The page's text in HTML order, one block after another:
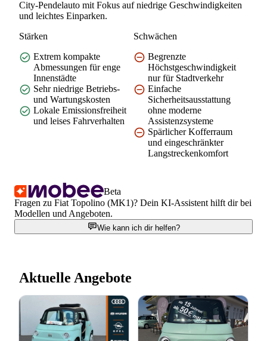
City-Pendelauto mit Fokus auf niedrige Geschwindigkeiten
und leichtes Einparken.
Stärken
Extrem kompakte
Abmessungen für enge
Innenstädte
Sehr niedrige Betriebs-
und Wartungskosten
Lokale Emissionsfreiheit
und leises Fahrverhalten
Schwächen
Begrenzte
Höchstgeschwindigkeit
nur für Stadtverkehr
Einfache
Sicherheitsausstattung
ohne moderne
Assistenzsysteme
Spärlicher Kofferraum
und eingeschränkter
Langstreckenkomfort
Beta
Fragen zu Fiat Topolino (MK1)? Dein KI-Assistent hilft dir bei
Modellen und Angeboten.
Wie kann ich dir helfen?
Aktuelle Angebote